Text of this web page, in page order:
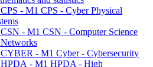
- M1 CPS - Cyber Physical
- M1 CSN - Computer Science
- M1 Cyber - Cybersecurity
- M1 HPDA - High